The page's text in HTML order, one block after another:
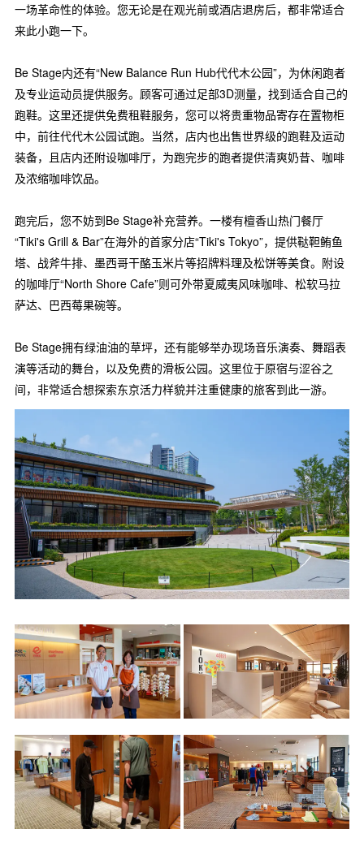
一场革命性的体验。您无论是在观光前或酒店退房后，都非常适合
来此小跑一下。
Be Stage内还有“New Balance Run Hub代代木公园”，为休闲跑者
及专业运动员提供服务。顾客可通过足部3D测量，找到适合自己的
跑鞋。这里还提供免费租鞋服务，您可以将贵重物品寄存在置物柜
中，前往代代木公园试跑。当然，店内也出售世界级的跑鞋及运动
装备，且店内还附设咖啡厅，为跑完步的跑者提供清爽奶昔、咖啡
及浓缩咖啡饮品。
跑完后，您不妨到Be Stage补充营养。一楼有檀香山热门餐厅
“Tiki's Grill & Bar”在海外的首家分店“Tiki's Tokyo”，提供鞑靼鲔鱼
塔、战斧牛排、墨西哥干酪玉米片等招牌料理及松饼等美食。附设
的咖啡厅“North Shore Cafe”则可外带夏威夷风味咖啡、松软马拉
萨达、巴西莓果碗等。
Be Stage拥有绿油油的草坪，还有能够举办现场音乐演奏、舞蹈表
演等活动的舞台，以及免费的滑板公园。这里位于原宿与涩谷之
间，非常适合想探索东京活力样貌并注重健康的旅客到此一游。